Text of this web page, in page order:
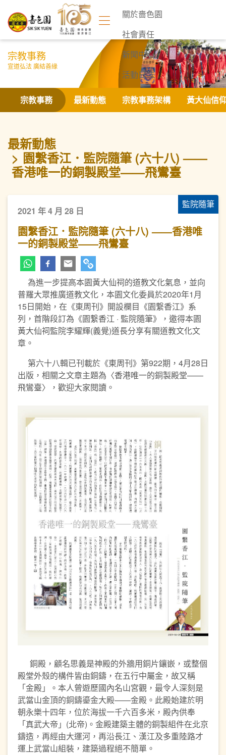
關於嗇色園
社會責任
新聞中心
活動日誌
聯絡我們
宗教事務
宣道弘法 廣結善緣
宗教事務 最新動態 宗教事務架構 黃大仙信
最新動態
園繫香江．監院隨筆 (六十八) ——
香港唯一的銅製殿堂——飛鸞臺
監院隨筆
2021 年 4 月 28 日
園繫香江．監院隨筆 (六十八) ——香港唯
一的銅製殿堂——飛鸞臺
為進一步提高本園黃大仙祠的道教文化氣息，並向
普羅大眾推廣道教文化，本園文化委員於2020年1月
15日開始，在《東周刊》開設欄目《園繋香江》系
列，首階段訂為《園繋香江 · 監院隨筆》，邀得本園
黃大仙祠監院李耀輝(義覺)道長分享有關道教文化文
章。
第六十八輯已刊載於《東周刊》第922期，4月28日
出版，相關之文章主題為〈香港唯一的銅製殿堂——
飛鸞臺〉，歡迎大家閱讀。
銅殿，顧名思義是神殿的外牆用銅片鑲嵌，或整個
殿堂外殼的構件皆由銅鑄，在五行中屬金，故又稱
「金殿」。本人曾遊歷國內名山宮觀，最令人深刻是
武當山金頂的銅鑄鎏金大殿——金殿。此殿始建於明
朝永樂十四年，位於海拔一千六百多米，殿內供奉
「真武大帝」(北帝)。金殿建築主體的銅製組件在北京
鑄造，再經由大運河，再沿長江、漢江及多重陸路才
運上武當山組裝，建築過程絕不簡單。